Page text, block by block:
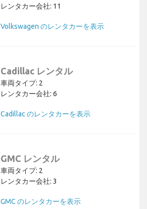
レンタカー会社: 11
Volkswagen のレンタカーを表示
Cadillac レンタル
車両タイプ: 2
レンタカー会社: 6
Cadillac のレンタカーを表示
GMC レンタル
車両タイプ: 2
レンタカー会社: 3
GMC のレンタカーを表示